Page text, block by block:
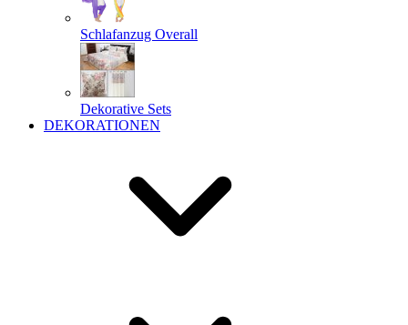
Schlafanzug Overall
Dekorative Sets
DEKORATIONEN